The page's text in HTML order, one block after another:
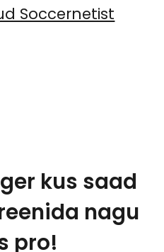
Soccernetist
kus saad
nagu
pro!